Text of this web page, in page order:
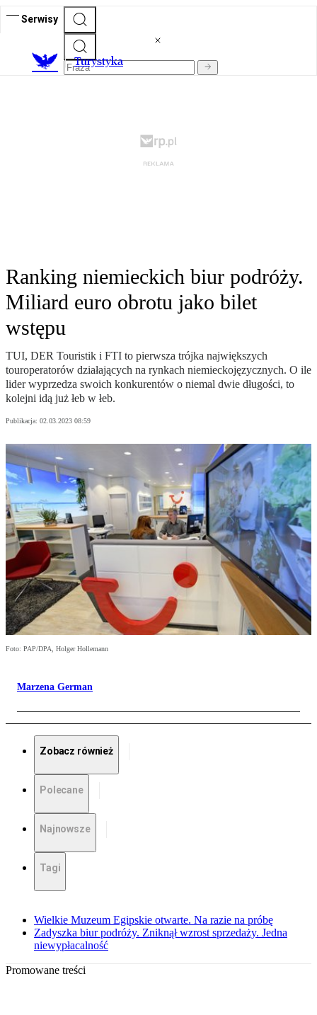
Serwisy
Turystyka
Ranking niemieckich biur podróży.
Miliard euro obrotu jako bilet
wstępu
TUI, DER Touristik i FTI to pierwsza trójka największych
touroperatorów działających na rynkach niemieckojęzycznych. O ile
lider wyprzedza swoich konkurentów o niemal dwie długości, to
kolejni idą już łeb w łeb.
Publikacja: 02.03.2023 08:59
Foto: PAP/DPA, Holger Hollemann
Marzena German
Zobacz również
Polecane
Najnowsze
Tagi
Wielkie Muzeum Egipskie otwarte. Na razie na próbę
Zadyszka biur podróży. Zniknął wzrost sprzedaży. Jedna
niewypłacalność
Promowane treści